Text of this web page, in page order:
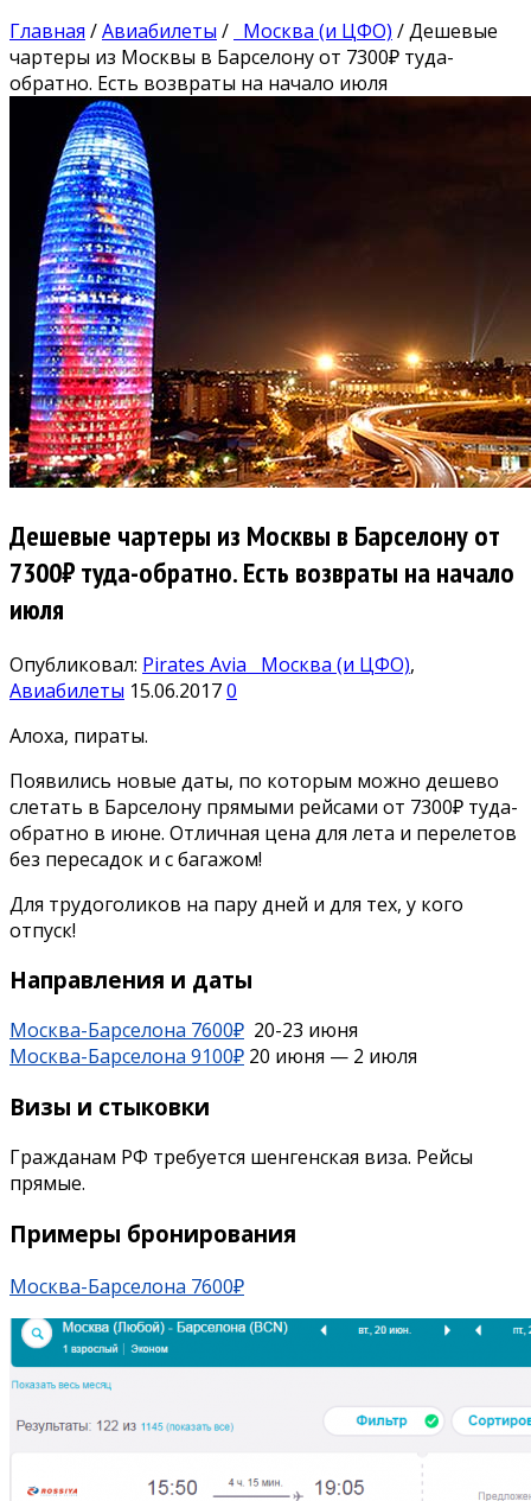
Главная /Авиабилеты / Москва (и ЦФО) /Дешевые
чартеры из Москвы в Барселону от 7300₽ туда-
обратно. Есть возвраты на начало июля
Дешевые чартеры из Москвы в Барселону от
7300₽ туда-обратно. Есть возвраты на начало
июля
Опубликовал: Pirates Avia Москва (и ЦФО),
Авиабилеты 15.06.20170
Алоха, пираты.
Появились новые даты, по которым можно дешево
слетать в Барселону прямыми рейсами от 7300₽ туда-
обратно в июне. Отличная цена для лета и перелетов
без пересадок и с багажом!
Для трудоголиков на пару дней и для тех, у кого
отпуск!
Направления и даты
Москва-Барселона 7600₽ 20-23 июня
Москва-Барселона 9100₽ 20 июня — 2 июля
Визы и стыковки
Гражданам РФ требуется шенгенская виза. Рейсы
прямые.
Примеры бронирования
Москва-Барселона 7600₽